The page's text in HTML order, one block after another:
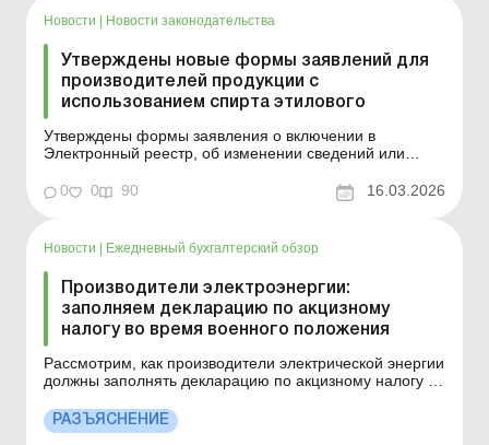
Новости Новости законодательства
Утверждены новые формы заявлений для
производителей продукции с
использованием спирта этилового
Утверждены формы заявления о включении в
Электронный реестр, об изменении сведений или
заполнения таких заявлений и форма извлечения из
Электронного реестра, ознакомиться с которыми
лицензирования производ...
0 0 90 16.03.2026
Новости | Ежедневный бухгалтерский обзор
Производители электроэнергии:
заполняем декларацию по акцизному
налогу во время военного положения
Рассмотрим, как производители электрической энергии
должны заполнять декларацию по акцизному налогу в
теме: Установка солнечных батарей: как организовать
продажу излишков электроэнергии? В каком порядке
РАЗЪЯСНЕНИЕ